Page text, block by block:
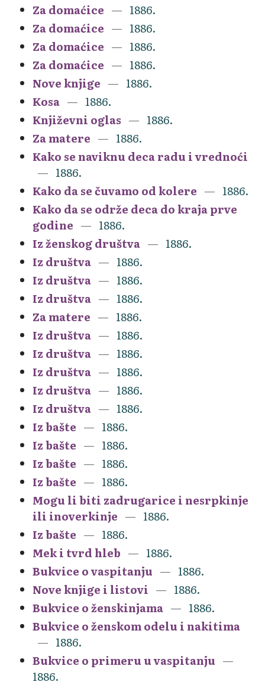
Za domaćice
1886.
Za domaćice
1886.
Za domaćice
1886.
Za domaćice
1886.
Nove knjige
1886.
Kosa
1886.
Književni oglas
1886.
Za matere
1886.
Kako se naviknu deca radu i vrednoći
1886.
Kako da se čuvamo od kolere
1886.
Kako da se održe deca do kraja prve
godine
1886.
Iz ženskog društva
1886.
Iz društva
1886.
Iz društva
1886.
Iz društva
1886.
Za matere
1886.
Iz društva
1886.
Iz društva
1886.
Iz društva
1886.
Iz društva
1886.
Iz društva
1886.
Iz bašte
1886.
Iz bašte
1886.
Iz bašte
1886.
Iz bašte
1886.
Mogu li biti zadrugarice i nesrpkinje
ili inoverkinje
1886.
Iz bašte
1886.
Mek i tvrd hleb
1886.
Bukvice o vaspitanju
1886.
Nove knjige i listovi
1886.
Bukvice o ženskinjama
1886.
Bukvice o ženskom odelu i nakitima
1886.
Bukvice o primeru u vaspitanju
1886.